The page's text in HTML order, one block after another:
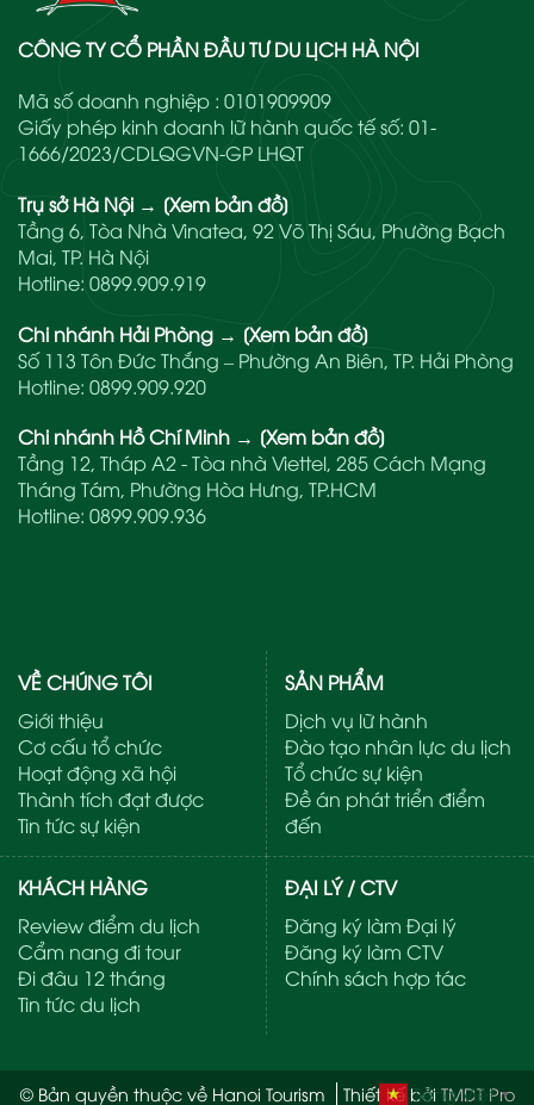
CÔNG TY CỔ PHẦN ĐẦU TƯ DU LỊCH HÀ NỘI
Mã số doanh nghiệp : 0101909909
Giấy phép kinh doanh lữ hành quốc tế số: 01-
1666/2023/CDLQGVN-GP LHQT
Trụ sở Hà Nội → [Xem bản đồ]
Tầng 6, Tòa Nhà Vinatea, 92 Võ Thị Sáu, Phường Bạch
Mai, TP. Hà Nội
Hotline: 0899.909.919
Chi nhánh Hải Phòng → [Xem bản đồ]
Số 113 Tôn Đức Thắng – Phường An Biên, TP. Hải Phòng
Hotline: 0899.909.920
Chi nhánh Hồ Chí Minh → [Xem bản đồ]
Tầng 12, Tháp A2 - Tòa nhà Viettel, 285 Cách Mạng
Tháng Tám, Phường Hòa Hưng, TP.HCM
Hotline: 0899.909.936
VỀ CHÚNG TÔI
Giới thiệu
Cơ cấu tổ chức
Hoạt động xã hội
Thành tích đạt được
Tin tức sự kiện
SẢN PHẨM
Dịch vụ lữ hành
Đào tạo nhân lực du lịch
Tổ chức sự kiện
Đề án phát triển điểm
đến
KHÁCH HÀNG
Review điểm du lịch
Cẩm nang đi tour
Đi đâu 12 tháng
Tin tức du lịch
ĐẠI LÝ / CTV
Đăng ký làm Đại lý
Đăng ký làm CTV
Chính sách hợp tác
© Bản quyền thuộc về Hanoi Tourism Thiết kế bởi TMDT Pro
Tiếng Việt ▼